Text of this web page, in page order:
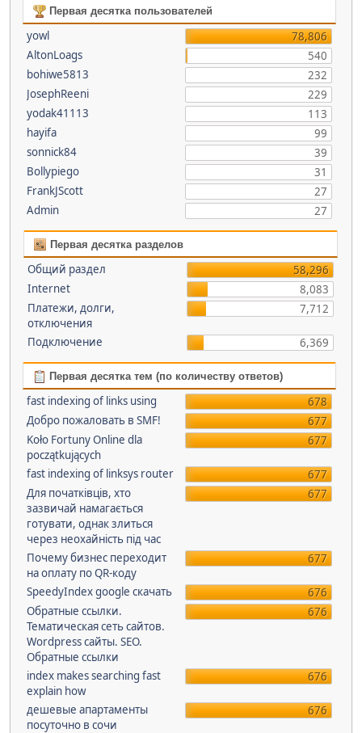
Первая десятка пользователей
yowl
78,806
AltonLoags
540
bohiwe5813
232
JosephReeni
229
yodak41113
113
hayifa
99
sonnick84
39
Bollypiego
31
FrankJScott
27
Admin
27
Первая десятка разделов
Общий раздел
58,296
Internet
8,083
Платежи, долги,
отключения
7,712
Подключение 6,369
Первая десятка тем (по количеству ответов)
fast indexing of links using
678
Добро пожаловать в SMF!
677
Koło Fortuny Online dla
początkujących
677
fast indexing of linksys router
677
Для початківців, хто
зазвичай намагається
готувати, однак злиться
через неохайність під час
677
Почему бизнес переходит
на оплату по QR-коду
677
SpeedyIndex google скачать
676
Обратные ссылки.
Тематическая сеть сайтов.
Wordpress сайты. SEO.
Обратные ссылки
676
index makes searching fast
explain how
676
дешевые апартаменты
посуточно в сочи
676